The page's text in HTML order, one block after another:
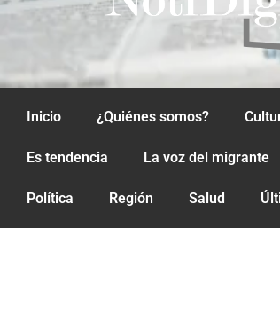
Inicio ¿Quiénes somos?
Es tendencia La voz del migrante
Política Región Salud